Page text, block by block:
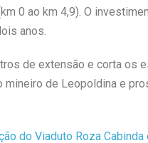
0 ao km 4,9). O
anos.
de extensão e corta os
mineiro de Leopoldina e